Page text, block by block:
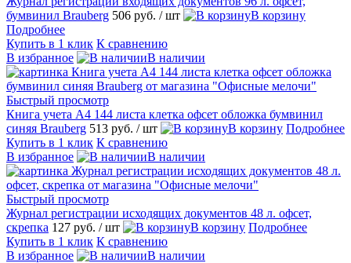
бумвинил Brauberg 506 руб. / шт
В корзину
Подробнее
Купить в 1 клик К сравнению
В избранное
В наличии
Быстрый просмотр
Книга учета А4 144 листа клетка офсет обложка бумвинил
синяя Brauberg 513 руб. / шт В корзину Подробнее
Купить в 1 клик К сравнению
В избранное
В наличии
Быстрый просмотр
Журнал регистрации исходящих документов 48 л. офсет,
скрепка 127 руб. / шт В корзину Подробнее
Купить в 1 клик К сравнению
В избранное
В наличии